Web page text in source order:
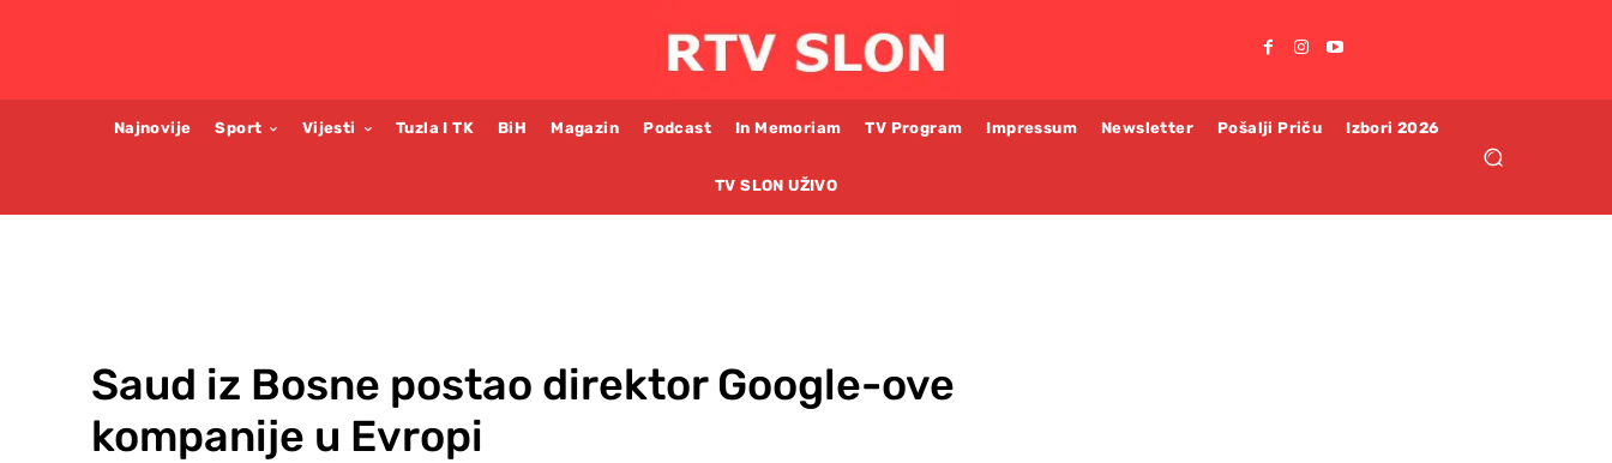
Najnovije Sport Vijesti Tuzla I TK BiH Magazin Podcast In Memoriam TV Program Impressum Newsletter Pošalji Priču Izbori 2026
TV SLON UŽIVO
Saud iz Bosne postao direktor Google-ove
kompanije u Evropi